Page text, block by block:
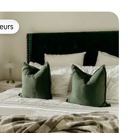
les plus appréciés